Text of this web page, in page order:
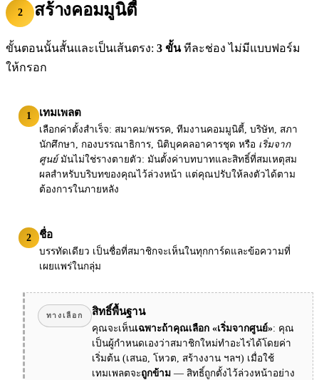
2 สร้างคอมมูนิตี้
ขั้นตอนนั้นสั้นและเป็นเส้นตรง: 3 ขั้นทีละช่อง ไม่มีแบบฟอร์ม
ให้กรอก
1 เทมเพลต
เลือกค่าตั้งสำเร็จ: สมาคม/พรรค, ทีมงานคอมมูนิตี้, บริษัท, สภา
นักศึกษา, กองบรรณาธิการ, นิติบุคคลอาคารชุด หรือ เริ่มจาก
ศูนย์มันไม่ใช่รางตายตัว: มันตั้งค่าบทบาทและสิทธิ์ที่สมเหตุสม
ผลสำหรับบริบทของคุณไว้ล่วงหน้า แต่คุณปรับให้ลงตัวได้ตาม
ต้องการในภายหลัง
2 ชื่อ
บรรทัดเดียว เป็นชื่อที่สมาชิกจะเห็นในทุกการ์ดและข้อความที่
เผยแพร่ในกลุ่ม
ทางเลือก สิทธิ์พื้นฐาน
คุณจะเห็นเฉพาะถ้าคุณเลือก «เริ่มจากศูนย์»: คุณ
เป็นผู้กำหนดเองว่าสมาชิกใหม่ทำอะไรได้โดยค่า
เริ่มต้น (เสนอ, โหวต, สร้างงาน ฯลฯ) เมื่อใช้
เทมเพลตจะถูกข้าม— สิทธิ์ถูกตั้งไว้ล่วงหน้าอย่าง